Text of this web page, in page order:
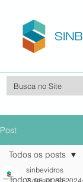
Post
Todos os posts
Todos os posts
sinbevidros